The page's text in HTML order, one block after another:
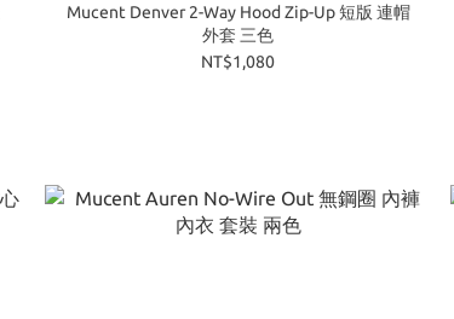
Mucent Denver 2-Way Hood Zip-Up 短版 連帽
外套 三色
NT$1,080